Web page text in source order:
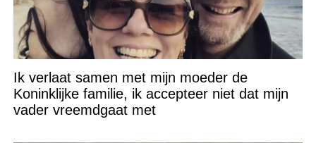
Ik verlaat samen met mijn moeder de
Koninklijke familie, ik accepteer niet dat mijn
vader vreemdgaat met